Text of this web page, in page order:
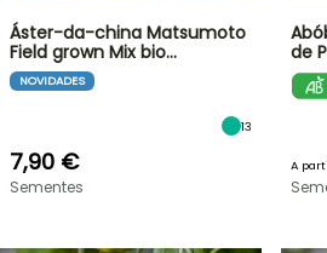
Áster-da-china Matsumoto
Field grown Mix bio…
NOVIDADES
13
7,90 €
Sementes
de
A